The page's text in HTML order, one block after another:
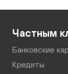
Частным
Банковские
Кредиты